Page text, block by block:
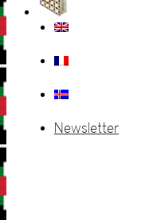
Newsletter